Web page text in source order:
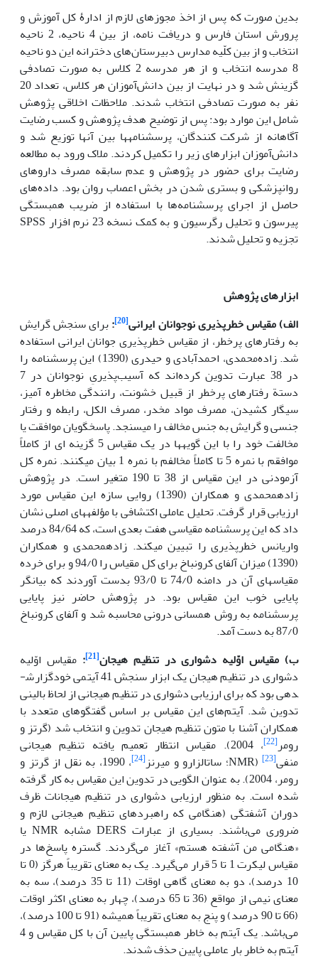
بدین صورت که پس از اخذ مجوزهای لازم از ادارۀ کل آموزش و
پرورش استان فارس و دریافت نامه، از بین 4 ناحیه، 2 ناحیه
انتخاب و از بین کلّیه مدارس دبیرستان‌های دخترانه این دو ناحیه
8 مدرسه انتخاب و از هر مدرسه 2 کلاس به صورت تصادفی
گزینش شد و در نهایت از بین دانش‌آموزان هر کلاس، تعداد 20
نفر به صورت تصادفی انتخاب شدند. ملاحظات اخلاقی پژوهش
شامل این موارد بود: پس از توضیح هدف پژوهش و کسب رضایت
آگاهانه از شرکت کنندگان، پرسش­نامه­ها بین آنها توزیع شد و
دانش‌آموزان ابزارهای زیر را تکمیل کردند. ملاک ورود به مطالعه
رضایت برای حضور در پژوهش و عدم سابقه مصرف داروهای
روانپزشکی و بستری شدن در بخش اعصاب روان بود. داده‌های
حاصل از اجرای پرسشنامه‌ها با استفاده از ضریب همبستگی
پیرسون و تحلیل رگرسیون و به کمک نسخه 23 نرم افزار SPSS
تجزیه و تحلیل شدند.
ابزارهای پژوهش
الف) مقیاس خطرپذیری نوجوانان ایرانی[20]
:برای سنجش گرایش
به رفتارهای پرخطر، از مقیاس خطرپذیری جوانان ایرانی استفاده
شد. زاده‌محمدی، احمدآبادی و حیدری (1390) این پرسشنامه را
در 38 عبارت تدوین کرده‌اند که آسیب‌پذیریِ نوجوانان در 7
دستة رفتارهای پرخطر از قبیل خشونت، رانندگی مخاطره آمیز،
سیگار کشیدن، مصرف مواد مخدر، مصرف الکل، رابطه و رفتار
جنسی و گرایش به جنس مخالف را می­سنجد. پاسخگویان موافقت یا
مخالفت خود را با این گویه­ها در یک مقیاس 5 گزینه ای از کاملاً
موافقم با نمره 5 تا کاملاً مخالفم با نمره 1 بیان می­کنند. نمره کل
آزمودنی در این مقیاس از 38 تا 190 متغیر است. در پژوهش
زاده­محمدی و همکاران (1390) روایی سازه این مقیاس مورد
ارزیابی قرار گرفت. تحلیل عاملی اکتشافی با مؤلفه­های اصلی نشان
داد که این پرسشنامه مقیاسی هفت بعدی است، که 84/64 درصد
واریانس خطرپذیری را تبیین می­کند. زاده­محمدی و همکاران
(1390) میزان آلفای کرونباخ برای کل مقیاس را 94/0 و برای خرده
مقیاس­های آن در دامنه 74/0 تا 93/0 بدست آوردند که بیانگر
پایایی خوب این مقیاس بود. در پژوهش حاضر نیز پایایی
پرسشنامه به روش همسانی درونی محاسبه شد و آلفای کرونباخ
87/0 به دست آمد.
ب) مقیاس اوّلیه دشواری در تنظیم هیجان[21]
:مقیاس اوّلیه
دشواری در تنظیم هیجان یک ابزار سنجش 41 آیتمی خودگزارش­
دهی بود که برای ارزیابی دشواری در تنظیم هیجانی از لحاظ بالینی
تدوین شد. آیتم‌های این مقیاس بر اساس گفتگوهای متعدد با
همکاران آشنا با متون تنظیم هیجان تدوین و انتخاب شد (گرتز و
رومر[22]
، 2004). مقیاس انتظار تعمیم یافته تنظیم هیجانی
منفی[23] (NMR؛ ساتالزارو و میرنز [24]
، 1990، به نقل از گرتز و
رومر، 2004). به عنوان الگویی در تدوین این مقیاس به کار گرفته
شده است. به منظور ارزیابی دشواری در تنظیم هیجانات ظرف
دوران آشفتگی (هنگامی که راهبردهای تنظیم هیجانی لازم و
ضروری می‌باشند. بسیاری از عبارات DERS مشابه NMR یا
«هنگامی من آشفته هستم» آغاز می‌گردند. گستره پاسخ‌ها در
مقیاس لیکرت 1 تا 5 قرار می‌گیرد. یک به معنای تقریباً هرگز (0 تا
10 درصد)، دو به معنای گاهی اوقات (11 تا 35 درصد)، سه به
معنای نیمی از مواقع (36 تا 65 درصد)، چهار به معنای اکثر اوقات
(66 تا 90 درصد) و پنج به معنای تقریباً همیشه (91 تا 100 درصد)،
می‌باشد. یک آیتم به خاطر همبستگی پایین آن با کل مقیاس و 4
آیتم به خاطر بار عاملی پایین حذف شدند.